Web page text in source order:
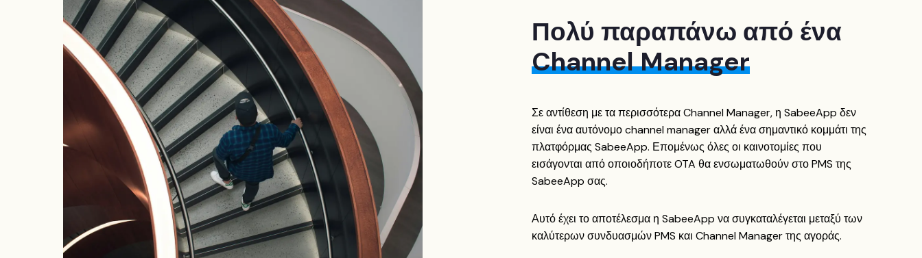
Πολύ παραπάνω από ένα
Channel Manager
Σε αντίθεση με τα περισσότερα Channel Manager, η SabeeApp δεν
είναι ένα αυτόνομο channel manager αλλά ένα σημαντικό κομμάτι της
πλατφόρμας SabeeApp. Επομένως όλες οι καινοτομίες που
εισάγονται από οποιοδήποτε OTA θα ενσωματωθούν στο PMS της
SabeeApp σας.
Αυτό έχει το αποτέλεσμα η SabeeApp να συγκαταλέγεται μεταξύ των
καλύτερων συνδυασμών PMS και Channel Manager της αγοράς.